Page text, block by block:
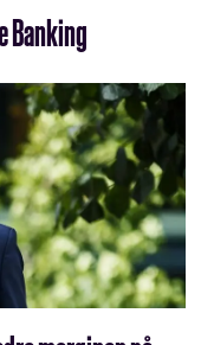
Banking